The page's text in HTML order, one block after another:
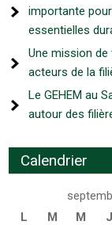
importante
essentielles
Une mission de
acteurs de la
Le GEHEM au
autour des
Calendrier
L
M M J